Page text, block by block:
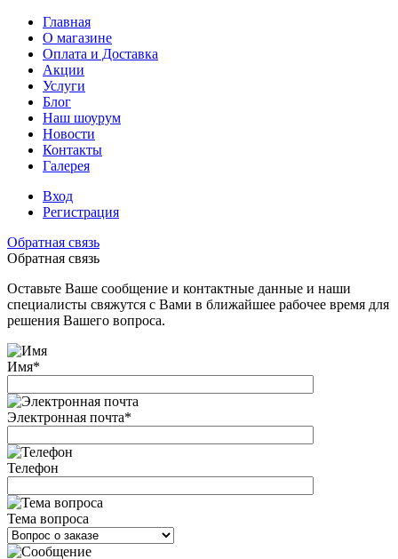
Главная
О магазине
Оплата и Доставка
Акции
Услуги
Блог
Наш шоурум
Новости
Контакты
Галерея
Вход
Регистрация
Обратная связь
Обратная связь
Оставьте Ваше сообщение и контактные данные и наши
специалисты свяжутся с Вами в ближайшее рабочее время для
решения Вашего вопроса.
Имя*
Электронная почта*
Телефон
Тема вопроса